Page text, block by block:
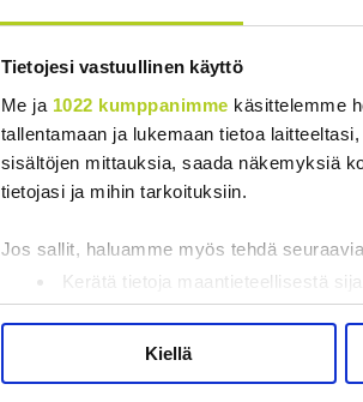
Tietojesi vastuullinen käyttö
Me ja 1022 kumppanimme käsittelemme
tallentamaan ja lukemaan tietoa
sisältöjen mittauksia, saada näkemyksiä
tietojasi ja mihin tarkoituksiin.
Jos sallit, haluamme myös tehdä
Kerätä tietoja maantieteellisestä
Tunnistaa laitteesi skannaamalla
Lue lisää siitä, miten henkilötietojasi
Kiellä